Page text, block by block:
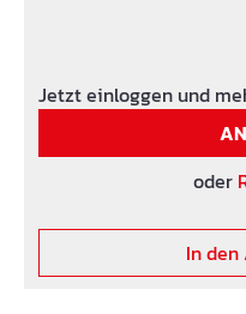
Jetzt einloggen und
oder
In